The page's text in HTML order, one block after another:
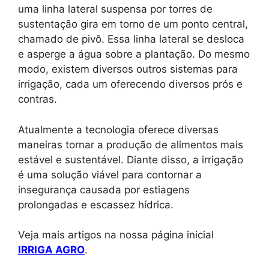
uma linha lateral suspensa por torres de
sustentação gira em torno de um ponto central,
chamado de pivô. Essa linha lateral se desloca
e asperge a água sobre a plantação. Do mesmo
modo, existem diversos outros sistemas para
irrigação, cada um oferecendo diversos prós e
contras.
Atualmente a tecnologia oferece diversas
maneiras tornar a produção de alimentos mais
estável e sustentável. Diante disso, a irrigação
é uma solução viável para contornar a
insegurança causada por estiagens
prolongadas e escassez hídrica.
Veja mais artigos na nossa página inicial
IRRIGA AGRO.